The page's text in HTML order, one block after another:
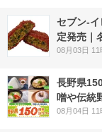
セブン-
定発売｜
08月03日 11
長野県
噌や伝統
08月04日 11